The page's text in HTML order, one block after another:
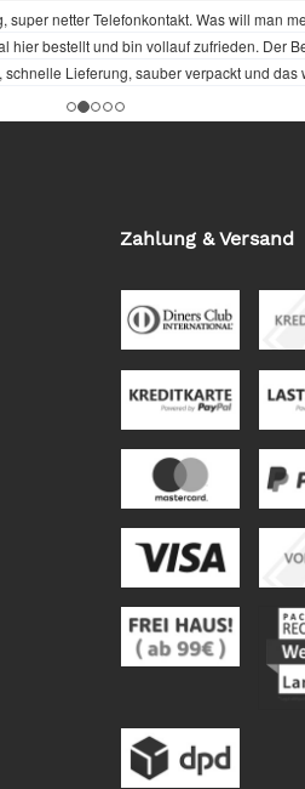
Zahlung & Versand